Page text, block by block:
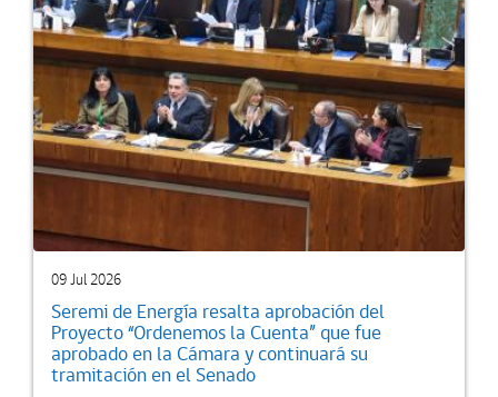
09 Jul 2026
Seremi de Energía resalta aprobación del
Proyecto “Ordenemos la Cuenta” que fue
aprobado en la Cámara y continuará su
tramitación en el Senado